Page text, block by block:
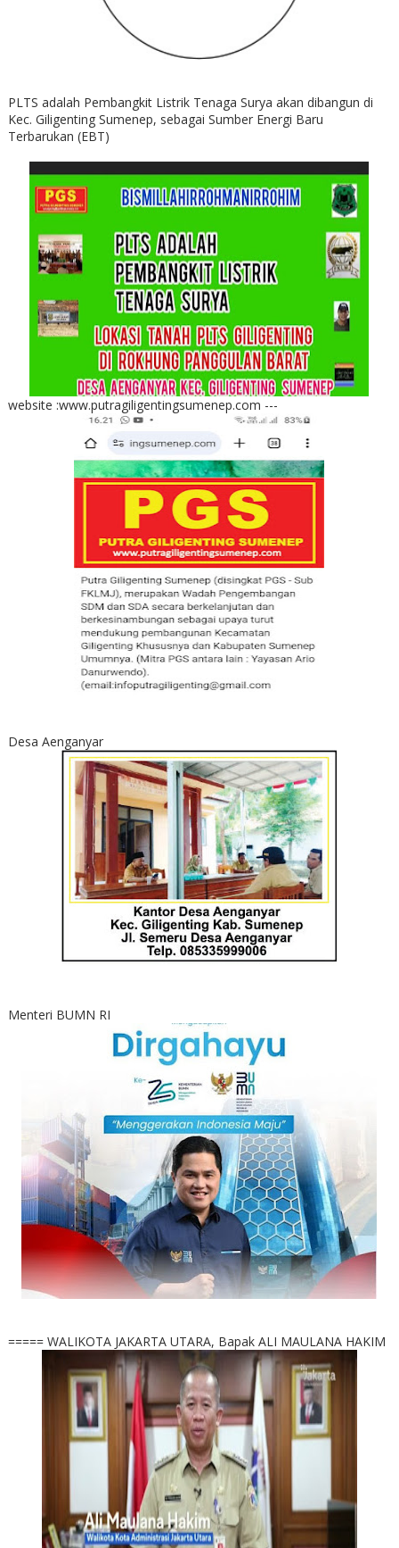
PLTS adalah Pembangkit Listrik Tenaga Surya akan dibangun di
Kec. Giligenting Sumenep, sebagai Sumber Energi Baru
Terbarukan (EBT)
website :www.putragiligentingsumenep.com ---
Desa Aenganyar
Menteri BUMN RI
===== WALIKOTA JAKARTA UTARA, Bapak ALI MAULANA HAKIM